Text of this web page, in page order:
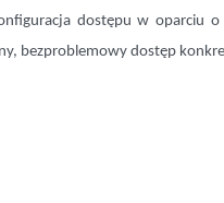
dostępu w oparciu
bezproblemowy dostęp